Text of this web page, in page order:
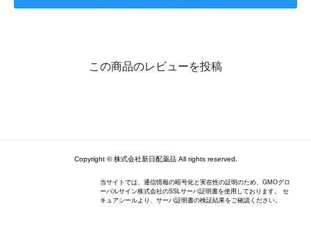
この商品のレビューを投稿
Copyright ©︎ 株式会社新日配薬品 All rights reserved.
当サイトでは、通信情報の暗号化と実在性の証明のため、GMOグロ
ーバルサイン株式会社のSSLサーバ証明書を使用しております。 セ
キュアシールより、サーバ証明書の検証結果をご確認ください。